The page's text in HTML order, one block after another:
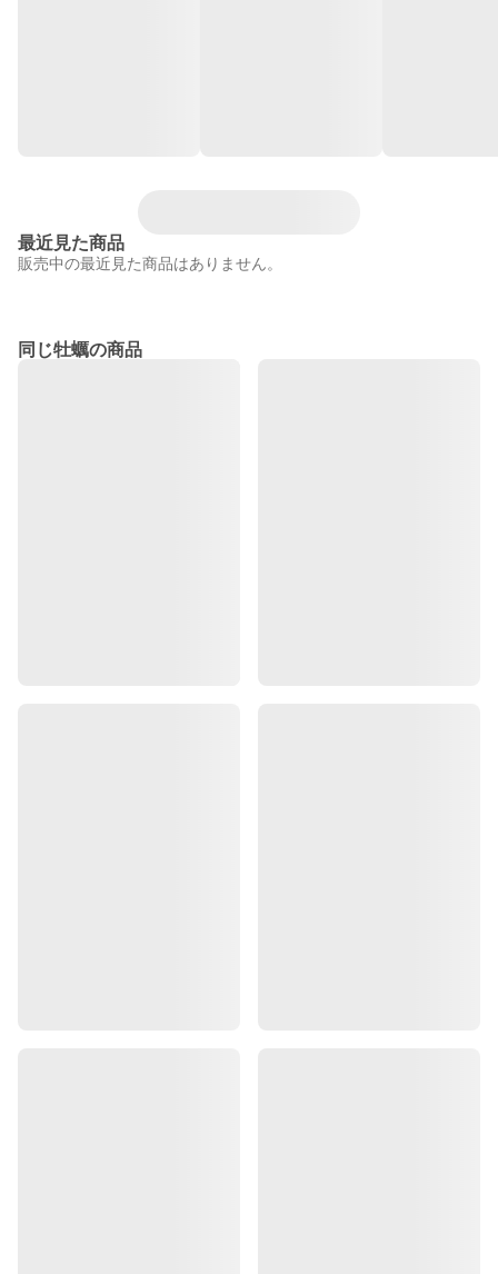
最近見た商品
販売中の最近見た商品はありません。
同じ牡蠣の商品